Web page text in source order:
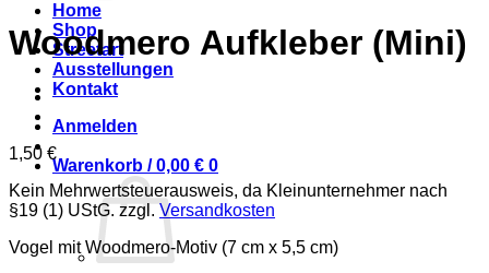
Home
Shop
Streetart
Ausstellungen
Kontakt
Anmelden
Warenkorb /0,00 € 0
Woodmero Aufkleber (Mini)
1,50 €
Kein Mehrwertsteuerausweis, da Kleinunternehmer nach
§19 (1) UStG. zzgl. Versandkosten
Vogel mit Woodmero-Motiv (7 cm x 5,5 cm)